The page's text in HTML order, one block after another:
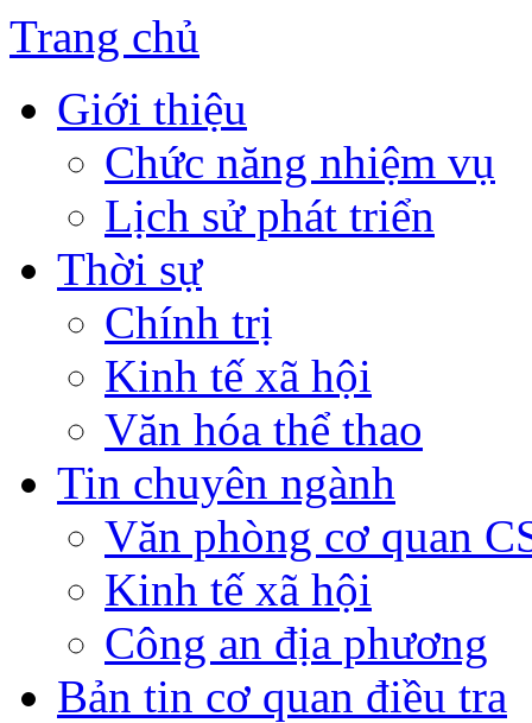
Trang chủ
Giới thiệu
Chức năng nhiệm vụ
Lịch sử phát triển
Thời sự
Chính trị
Kinh tế xã hội
Văn hóa thể thao
Tin chuyên ngành
Văn phòng cơ quan
Kinh tế xã hội
Công an địa phương
Bản tin cơ quan điều tra